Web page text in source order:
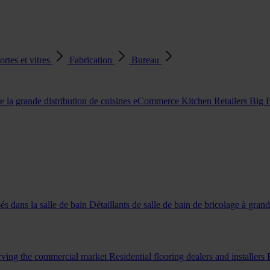
et vitres Fabrication Bureau
la grande distribution de cuisines eCommerce Kitchen Retailers Big
dans la salle de bain Détaillants de salle de bain de bricolage à
the commercial market Residential flooring dealers and installers